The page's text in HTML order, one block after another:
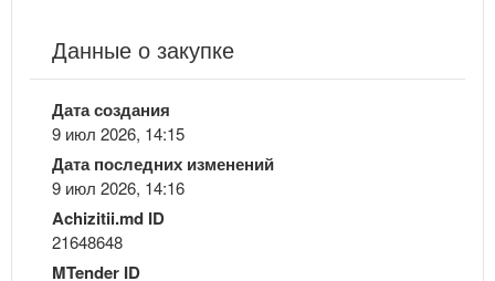
Данные о закупке
Дата создания
9 июл 2026, 14:15
Дата последних изменений
9 июл 2026, 14:16
Achizitii.md ID
21648648
MTender ID